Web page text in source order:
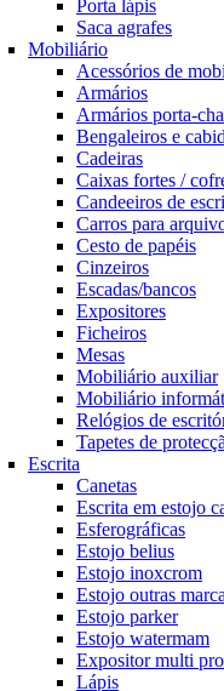
Porta lápis
Saca agrafes
Mobiliário
Acessórios de
Armários
Armários porta-
Bengaleiros e
Cadeiras
Caixas fortes /
Candeeiros de
Carros para
Cesto de papéis
Cinzeiros
Escadas/bancos
Expositores
Ficheiros
Mesas
Mobiliário auxiliar
Mobiliário
Relógios de
Tapetes de
Escrita
Canetas
Escrita em estojo
Esferográficas
Estojo belius
Estojo inoxcrom
Estojo outras
Estojo parker
Estojo watermam
Expositor multi
Lápis